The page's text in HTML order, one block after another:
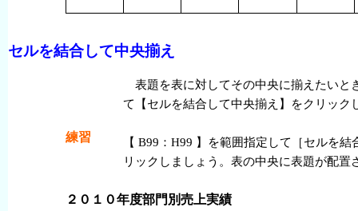
セルを結合して中央揃え
表題を表に対してその中央に揃えたいと
て【セルを結合 して中央揃え】をクリック
練習 【 B99：H99 】を範囲指定 して［セルを結
リックしましょう。 表の中央に表題が配置
２０１０年度部門別売上実績